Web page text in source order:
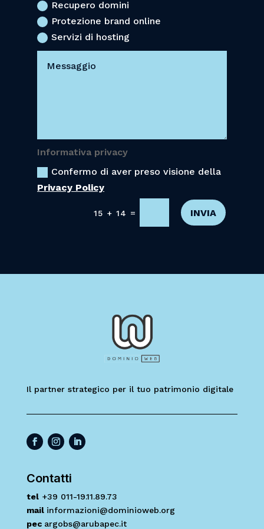
Recupero domini
Protezione brand online
Servizi di hosting
Informativa privacy
Confermo di aver preso visione della
Privacy Policy
15 + 14 = INVIA
Il partner strategico per il tuo patrimonio digitale
Contatti
tel+39 011-19.11.89.73
mail informazioni@dominioweb.org
pec argobs@arubapec.it